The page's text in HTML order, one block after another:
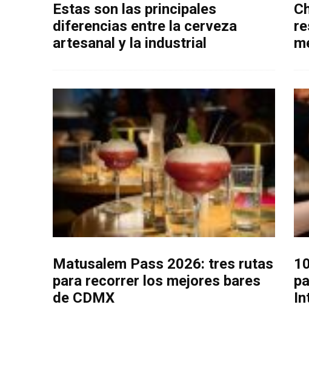
Estas son las principales
diferencias entre la cerveza
artesanal y la industrial
Matusalem Pass 2026: tres rutas
para recorrer los mejores bares
de CDMX